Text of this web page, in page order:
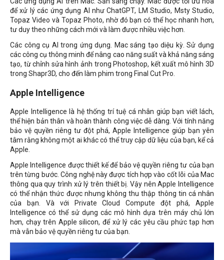
để xử lý các ứng dụng AI như ChatGPT, LM Studio, Msty Studio,
Topaz Video và Topaz Photo, nhờ đó bạn có thể học nhanh hơn,
tư duy theo những cách mới và làm được nhiều việc hơn.
Các công cụ AI trong ứng dụng. Mac sáng tạo diệu kỳ. Sử dụng
các công cụ thông minh để nâng cao năng suất và khả năng sáng
tạo, từ chỉnh sửa hình ảnh trong Photoshop, kết xuất mô hình 3D
trong Shapr3D, cho đến làm phim trong Final Cut Pro.
Apple Intelligence
Apple Intelligence là hệ thống trí tuệ cá nhân giúp bạn viết lách,
thể hiện bản thân và hoàn thành công việc dễ dàng. Với tính năng
bảo vệ quyền riêng tư đột phá, Apple Intelligence giúp bạn yên
tâm rằng không một ai khác có thể truy cập dữ liệu của bạn, kể cả
Apple.
Apple Intelligence được thiết kế để bảo vệ quyền riêng tư của bạn
trên từng bước. Công nghệ này được tích hợp vào cốt lõi của Mac
thông qua quy trình xử lý trên thiết bị. Vậy nên Apple Intelligence
có thể nhận thức được nhưng không thu thập thông tin cá nhân
của bạn. Và với Private Cloud Compute đột phá, Apple
Intelligence có thể sử dụng các mô hình dựa trên máy chủ lớn
hơn, chạy trên Apple silicon, để xử lý các yêu cầu phức tạp hơn
mà vẫn bảo vệ quyền riêng tư của bạn.